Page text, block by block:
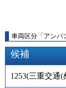
車両区分 「 アンパ
候補
1253(三重交通(